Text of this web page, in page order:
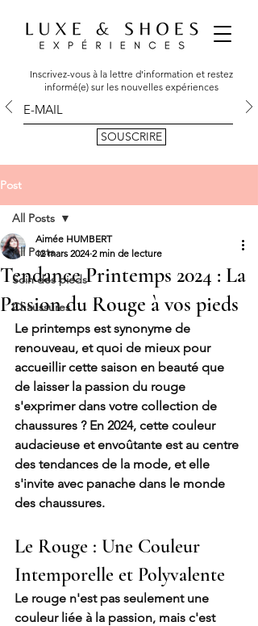
Inscrivez-vous à la lettre d'information et restez
informé(e) sur les nouvelles expériences
SOUSCRIRE
Post
All Posts
Soin des pieds
Chaussures
All Posts
Tendance Printemps 2024 : La
Passion du Rouge à vos pieds
Aimée HUMBERT
12 mars 2024 2 min de lecture
Le printemps est synonyme de
renouveau, et quoi de mieux pour
accueillir cette saison en beauté que
de laisser la passion du rouge
s'exprimer dans votre collection de
chaussures ? En 2024, cette couleur
audacieuse et envoûtante est au centre
des tendances de la mode, et elle
s'invite avec panache dans le monde
des chaussures.
Le Rouge : Une Couleur
Intemporelle et Polyvalente
Le rouge n'est pas seulement une
couleur liée à la passion, mais c'est